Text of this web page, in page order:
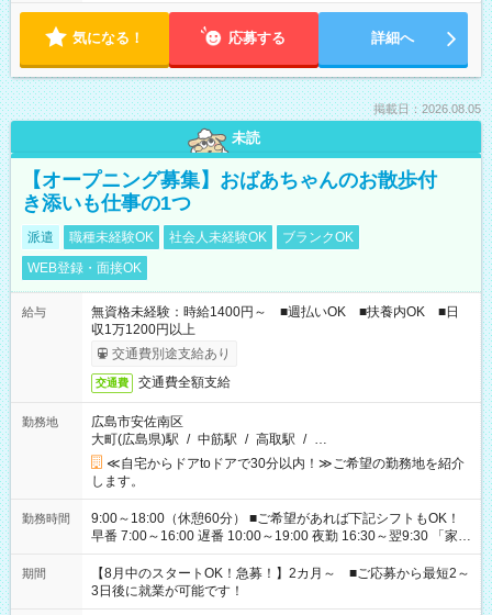
気になる！ 応募する 詳細へ
掲載日：2026.08.05
未読
【オープニング募集】おばあちゃんのお散歩付
き添いも仕事の1つ
派遣 職種未経験OK 社会人未経験OK
ブランクOK
WEB登録・面接OK
給与
無資格未経験：時給1400円～ ■週払いOK ■扶養内OK ■日
収1万1200円以上
交通費別途支給あり
交通費 交通費全額支給
勤務地
広島市安佐南区
大町(広島県)駅 / 中筋駅 / 高取駅 / …
≪自宅からドアtoドアで30分以内！≫ご希望の勤務地を紹介
します。
勤務時間
9:00～18:00（休憩60分） ■ご希望があれば下記シフトもOK！
早番 7:00～16:00 遅番 10:00～19:00 夜勤 16:30～翌9:30 「家族
と休みを合わせたい」 「余裕を持って夕飯の準備がしたい」
「できれば残業はしたくない」 など、ご希望を教えてください
ね。 ※Wワーク希望の方へ 今ご覧のお仕事で希望する勤務時間
と、もう1つのお仕事の勤務時間。 合計で週40時間を超える場
期間
【8月中のスタートOK！急募！】2カ月～ ■ご応募から最短2～
3日後に就業が可能です！